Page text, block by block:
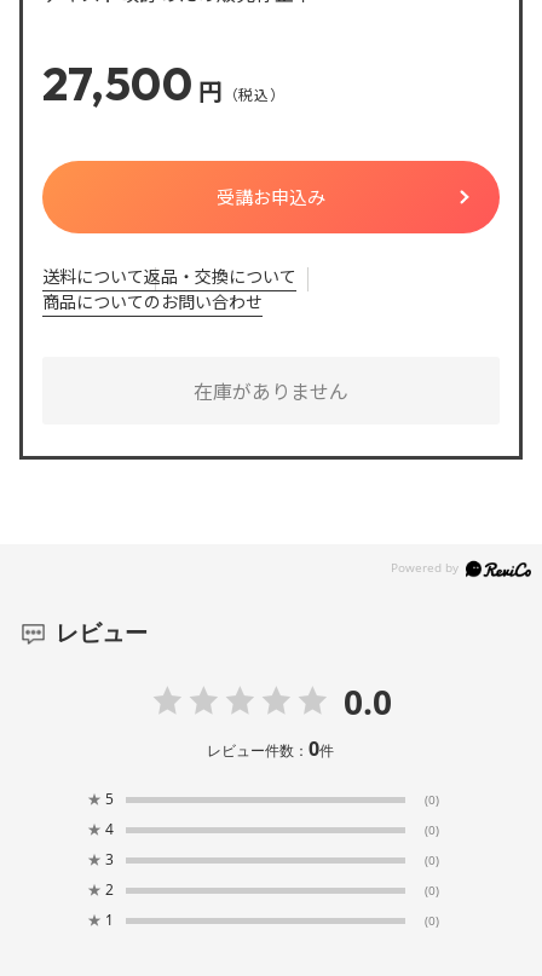
27,500 円
在庫がありません
送料について返品・交換について
商品についてのお問い合わせ
レビュー
0.0
レビュー件数：0件
★ 5 (0)
★ 4 (0)
★ 3 (0)
★ 2 (0)
★ 1 (0)